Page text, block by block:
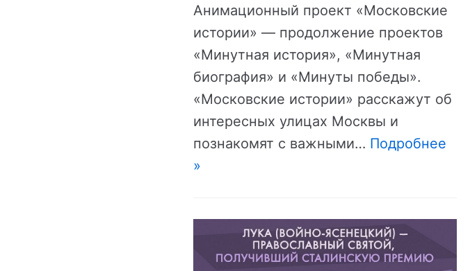
Анимационный проект «Московские
истории» — продолжение проектов
«Минутная история», «Минутная
биография» и «Минуты победы».
«Московские истории» расскажут об
интересных улицах Москвы и
познакомят с важными… Подробнее
»